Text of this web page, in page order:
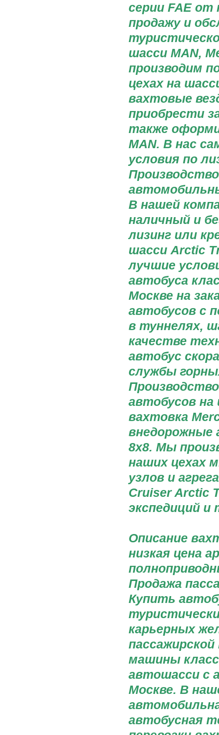
серии FAE
продажу и
шасси MAN,
производим
цехах на
вахтовые
приобрести
также
MAN. В нас
условия по
В нашей
наличный и
лизинг или
шасси Arctic
лучшие
автобуса
Москве на
автобусов с
в туннелях,
качестве
автобус
службы
автобусов на
вахтовка
внедорожные
8x8. Мы
наших цехах
узлов и
Cruiser Arctic
экспедиций и
Описание
низкая цена
Продажа
Купить
карьерных
машины
автошасси с
Москве. В
автобусная